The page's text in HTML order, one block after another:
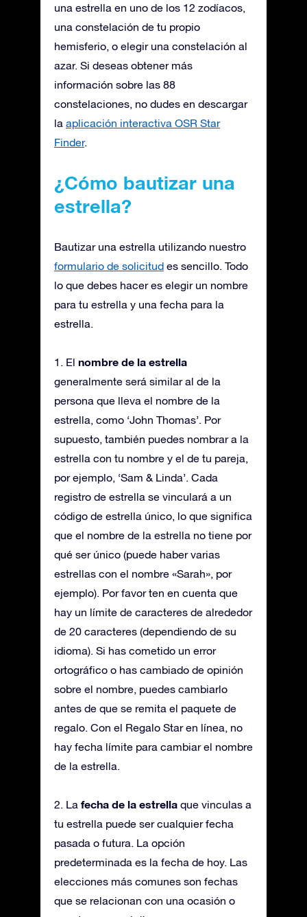
una estrella en uno de los 12 zodíacos,
una constelación de tu propio
hemisferio, o elegir una constelación al
azar. Si deseas obtener más
información sobre las 88
constelaciones, no dudes en descargar
la aplicación interactiva OSR Star
Finder.
¿Cómo bautizar una
estrella?
Bautizar una estrella utilizando nuestro
formulario de solicitud es sencillo. Todo
lo que debes hacer es elegir un nombre
para tu estrella y una fecha para la
estrella.
1. El nombre de la estrella
generalmente será similar al de la
persona que lleva el nombre de la
estrella, como ‘John Thomas’. Por
supuesto, también puedes nombrar a la
estrella con tu nombre y el de tu pareja,
por ejemplo, ‘Sam & Linda’. Cada
registro de estrella se vinculará a un
código de estrella único, lo que significa
que el nombre de la estrella no tiene por
qué ser único (puede haber varias
estrellas con el nombre «Sarah», por
ejemplo). Por favor ten en cuenta que
hay un límite de caracteres de alrededor
de 20 caracteres (dependiendo de su
idioma). Si has cometido un error
ortográfico o has cambiado de opinión
sobre el nombre, puedes cambiarlo
antes de que se remita el paquete de
regalo. Con el Regalo Star en línea, no
hay fecha límite para cambiar el nombre
de la estrella.
2. La fecha de la estrella que vinculas a
tu estrella puede ser cualquier fecha
pasada o futura. La opción
predeterminada es la fecha de hoy. Las
elecciones más comunes son fechas
que se relacionan con una ocasión o